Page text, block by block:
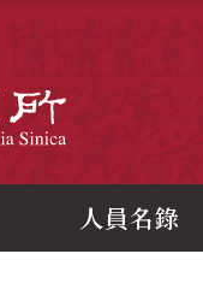
人員名錄